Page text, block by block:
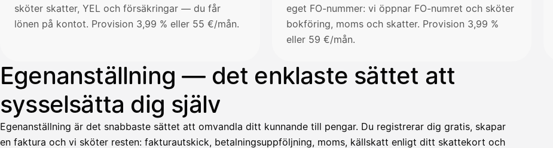
sköter skatter, YEL och försäkringar — du får
lönen på kontot. Provision 3,99 % eller 55 €/mån.
eget FO-nummer: vi öppnar FO-numret och sköter
bokföring, moms och skatter. Provision 3,99 %
eller 59 €/mån.
Egenanställning — det enklaste sättet att
sysselsätta dig själv
Egenanställning är det snabbaste sättet att omvandla ditt kunnande till pengar. Du registrerar dig gratis, skapar
en faktura och vi sköter resten: fakturautskick, betalningsuppföljning, moms, källskatt enligt ditt skattekort och